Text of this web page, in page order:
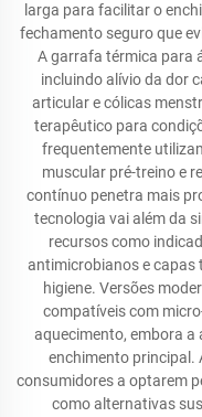
larga para facilitar o
fechamento seguro que
A garrafa térmica para
incluindo alívio da dor
articular e cólicas
terapêutico para
frequentemente
muscular pré-treino e
contínuo penetra mais
tecnologia vai além da
recursos como
antimicrobianos e capas
higiene. Versões
compatíveis com
aquecimento, embora a
enchimento principal.
consumidores a optarem
como alternativas